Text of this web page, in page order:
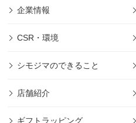
企業情報
CSR・環境
シモジマのできること
店舗紹介
ギフトラッピング